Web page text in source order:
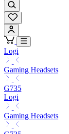
Logi
Gaming Headsets
G735
Logi
Gaming Headsets